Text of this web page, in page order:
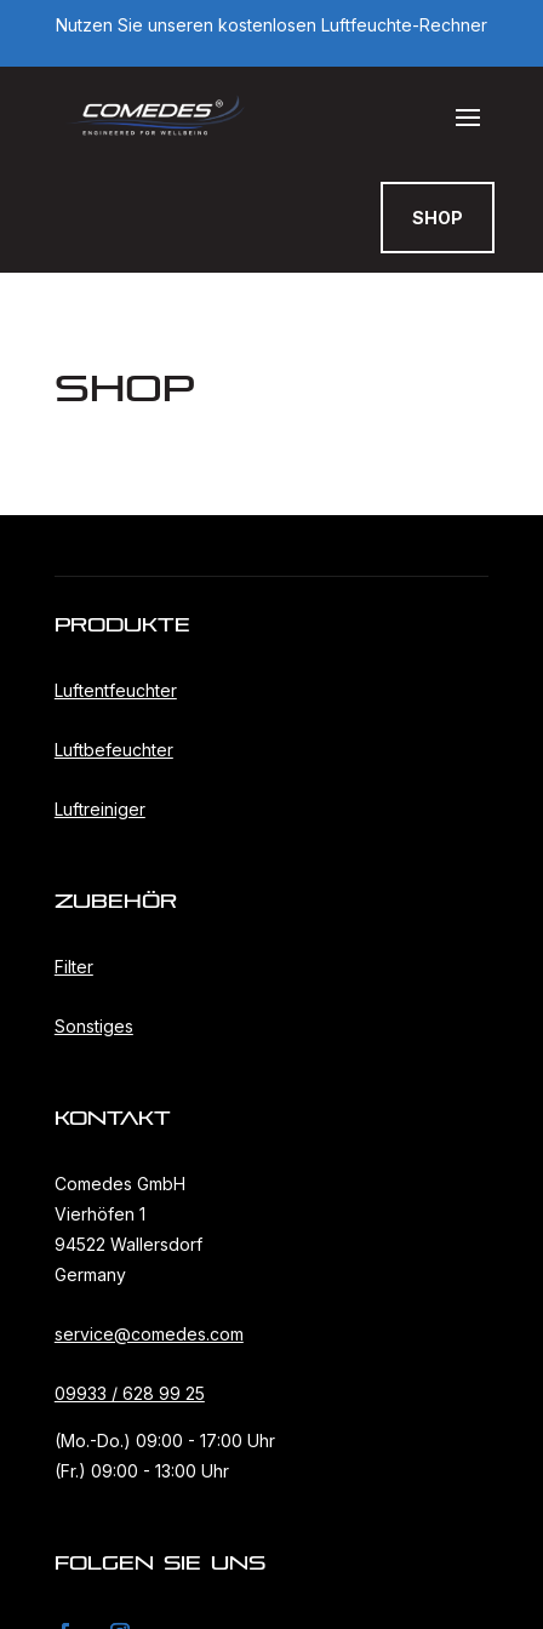
Nutzen Sie unseren kostenlosen Luftfeuchte-Rechner
SHOP
Shop
Produkte
Luftentfeuchter
Luftbefeuchter
Luftreiniger
ZubehöR
Filter
Sonstiges
KONTAKT
Comedes GmbH
Vierhöfen 1
94522 Wallersdorf
Germany
service@comedes.com
09933 / 628 99 25
(Mo.-Do.) 09:00 - 17:00 Uhr
(Fr.) 09:00 - 13:00 Uhr
FOLGEN SIE UNS